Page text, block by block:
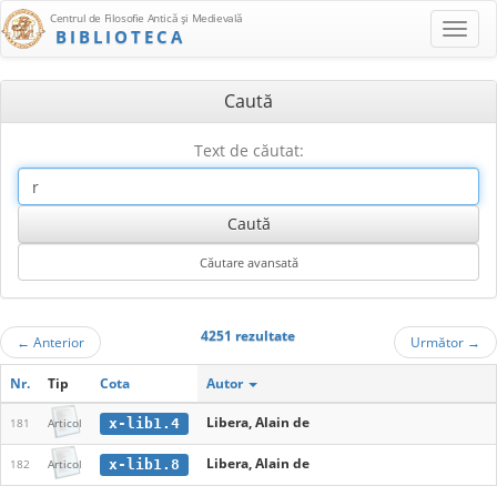
Centrul de Filosofie Antică şi Medievală
BIBLIOTECA
Caută
Text de căutat:
← Anterior 4251 rezultate Următor →
Nr. Tip Cota Autor
181 Articol x-lib1.4 Libera, Alain de
182 Articol x-lib1.8 Libera, Alain de